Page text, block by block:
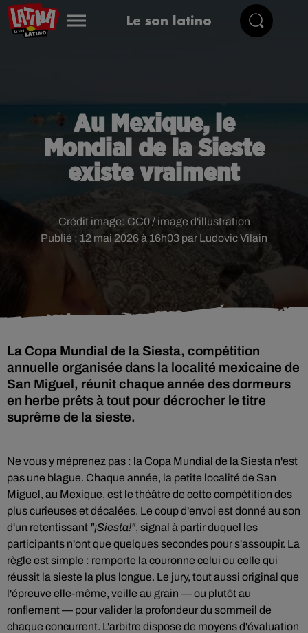
Le son latino
Au Mexique, le
Mondial de la Sieste
existe vraiment
Publié : 12 mai 2026 à 16h03 par Ludovic Vilain
Crédit image: CC0 / image d'illustration
La Copa Mundial de la Siesta, compétition
annuelle organisée dans la localité mexicaine de
San Miguel, réunit chaque année des dormeurs
en herbe prêts à tout pour décrocher le titre
suprême de la sieste.
Ne vous y méprenez pas : la Copa Mundial de la Siesta n'est
pas une blague. Chaque année, la petite localité de San
Miguel, au Mexique, est le théâtre de cette compétition des
plus curieuses et décalées. Le coup d'envoi est donné au son
d'un retentissant "¡Siesta!", signal à partir duquel les
participants n'ont que quelques secondes pour s'assoupir. La
règle est simple : remporte la couronne celui ou celle qui
réussit la sieste la plus longue. Le jury, tout aussi original que
l'épreuve elle-même, veille au grain — ou plutôt au
ronflement — pour valider la profondeur du sommeil de
chaque concurrent. L'arbitre dispose de moyens d'évaluation